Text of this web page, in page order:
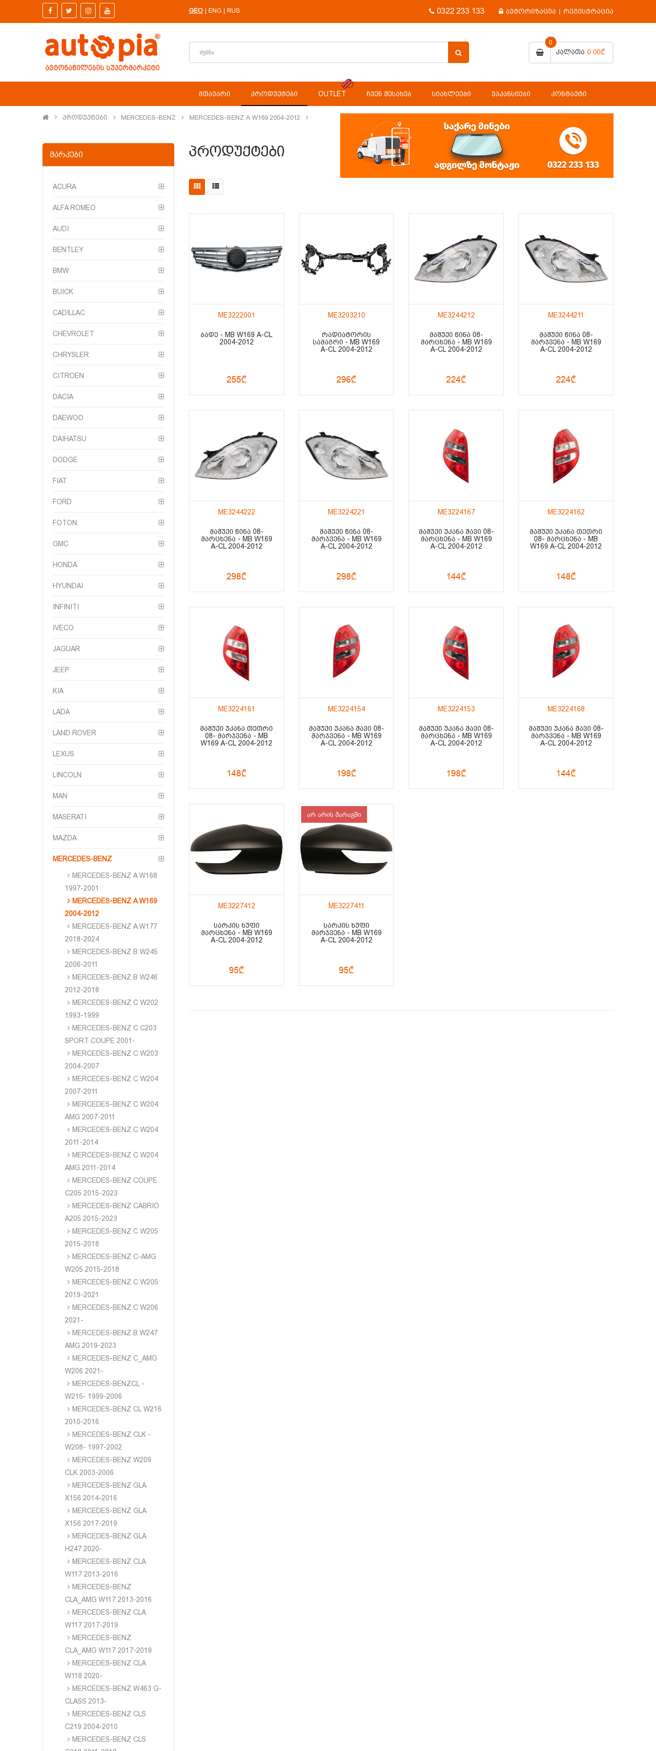
GEO | ENG | RUS 0322 233 133 ავტორიზაცია | რეგისტრაცია
Კალათა
0
0.00₾
ᲛᲗᲐᲕᲐᲠᲘ ᲞᲠᲝᲓᲣᲥᲢᲔᲑᲘ OUTLET ᲩᲕᲔᲜ ᲨᲔᲡᲐᲮᲔᲑ ᲡᲘᲐᲮᲚᲔᲔᲑᲘ ᲕᲐᲙᲐᲜᲡᲘᲔᲑᲘ ᲙᲝᲜᲢᲐᲥᲢᲘ
Პროდუქტები MERCEDES-BENZ MERCEDES-BENZ A W169 2004-2012
ᲛᲐᲠᲙᲔᲑᲘ
ACURA
ALFA ROMEO
AUDI
BENTLEY
BMW
BUICK
CADILLAC
CHEVROLET
CHRYSLER
CITROEN
DACIA
DAEWOO
DAIHATSU
DODGE
FIAT
FORD
FOTON
GMC
HONDA
HYUNDAI
INFINITI
IVECO
JAGUAR
JEEP
KIA
LADA
LAND ROVER
LEXUS
LINCOLN
MAN
MASERATI
MAZDA
MERCEDES-BENZ
MERCEDES-BENZ A W168
1997-2001
MERCEDES-BENZ A W169
2004-2012
MERCEDES-BENZ A W177
2018-2024
MERCEDES-BENZ B W245
2006-2011
MERCEDES-BENZ B W246
2012-2018
MERCEDES-BENZ C W202
1993-1999
MERCEDES-BENZ C C203
SPORT COUPE 2001-
MERCEDES-BENZ C W203
2004-2007
MERCEDES-BENZ C W204
2007-2011
MERCEDES-BENZ C W204
AMG 2007-2011
MERCEDES-BENZ C W204
2011-2014
MERCEDES-BENZ C W204
AMG 2011-2014
MERCEDES-BENZ COUPE
C205 2015-2023
MERCEDES-BENZ CABRIO
A205 2015-2023
MERCEDES-BENZ C W205
2015-2018
MERCEDES-BENZ C-AMG
W205 2015-2018
MERCEDES-BENZ C W205
2019-2021
MERCEDES-BENZ C W206
2021-
MERCEDES-BENZ B W247
AMG 2019-2023
MERCEDES-BENZ C_AMG
W206 2021-
MERCEDES-BENZCL -
W215- 1999-2006
MERCEDES-BENZ CL W216
2010-2016
MERCEDES-BENZ CLK -
W208- 1997-2002
MERCEDES-BENZ W209
CLK 2003-2006
MERCEDES-BENZ GLA
X156 2014-2016
MERCEDES-BENZ GLA
X156 2017-2019
MERCEDES-BENZ GLA
H247 2020-
MERCEDES-BENZ CLA
W117 2013-2016
MERCEDES-BENZ
CLA_AMG W117 2013-2016
MERCEDES-BENZ CLA
W117 2017-2019
MERCEDES-BENZ
CLA_AMG W117 2017-2019
MERCEDES-BENZ CLA
W118 2020-
MERCEDES-BENZ W463 G-
CLASS 2013-
MERCEDES-BENZ CLS
C219 2004-2010
MERCEDES-BENZ CLS
Პროდუქტები
ME3222001
ᲑᲐᲓᲔ - MB W169 A-CL
2004-2012
255₾
ME3203210
ᲠᲐᲓᲘᲐᲢᲝᲠᲘᲡ
ᲡᲐᲛᲐᲒᲠᲘ - MB W169
A-CL 2004-2012
296₾
ME3244212
ᲛᲐᲨᲣᲥᲘ ᲬᲘᲜᲐ 08-
ᲛᲐᲠᲪᲮᲔᲜᲐ - MB W169
A-CL 2004-2012
224₾
ME3244211
ᲛᲐᲨᲣᲥᲘ ᲬᲘᲜᲐ 08-
ᲛᲐᲠᲯᲕᲔᲜᲐ - MB W169
A-CL 2004-2012
224₾
ME3244222
ᲛᲐᲨᲣᲥᲘ ᲬᲘᲜᲐ 08-
ᲛᲐᲠᲪᲮᲔᲜᲐ - MB W169
A-CL 2004-2012
298₾
ME3224221
ᲛᲐᲨᲣᲥᲘ ᲬᲘᲜᲐ 08-
ᲛᲐᲠᲯᲕᲔᲜᲐ - MB W169
A-CL 2004-2012
298₾
ME3224167
ᲛᲐᲨᲣᲥᲘ ᲣᲙᲐᲜᲐ ᲨᲐᲕᲘ 08-
ᲛᲐᲠᲪᲮᲔᲜᲐ - MB W169
A-CL 2004-2012
144₾
ME3224162
ᲛᲐᲨᲣᲥᲘ ᲣᲙᲐᲜᲐ ᲗᲔᲗᲠᲘ
08- ᲛᲐᲠᲪᲮᲔᲜᲐ - MB
W169 A-CL 2004-2012
148₾
ME3224161
ᲛᲐᲨᲣᲥᲘ ᲣᲙᲐᲜᲐ ᲗᲔᲗᲠᲘ
08- ᲛᲐᲠᲯᲕᲔᲜᲐ - MB
W169 A-CL 2004-2012
148₾
ME3224154
ᲛᲐᲨᲣᲥᲘ ᲣᲙᲐᲜᲐ ᲨᲐᲕᲘ 08-
ᲛᲐᲠᲯᲕᲔᲜᲐ - MB W169
A-CL 2004-2012
198₾
ME3224153
ᲛᲐᲨᲣᲥᲘ ᲣᲙᲐᲜᲐ ᲨᲐᲕᲘ 08-
ᲛᲐᲠᲪᲮᲔᲜᲐ - MB W169
A-CL 2004-2012
198₾
ME3224168
ᲛᲐᲨᲣᲥᲘ ᲣᲙᲐᲜᲐ ᲨᲐᲕᲘ 08-
ᲛᲐᲠᲯᲕᲔᲜᲐ - MB W169
A-CL 2004-2012
144₾
ME3227412
ᲡᲐᲠᲙᲘᲡ ᲮᲣᲤᲘ
ᲛᲐᲠᲪᲮᲔᲜᲐ - MB W169
A-CL 2004-2012
95₾
არ არის მარაგში
ME3227411
ᲡᲐᲠᲙᲘᲡ ᲮᲣᲤᲘ
ᲛᲐᲠᲯᲕᲔᲜᲐ - MB W169
A-CL 2004-2012
95₾